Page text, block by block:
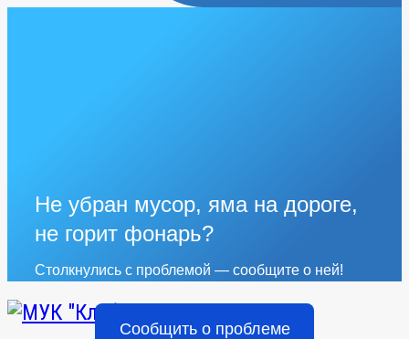
Не убран мусор, яма на дороге,
не горит фонарь?
Столкнулись с проблемой — сообщите о ней!
Сообщить о проблеме